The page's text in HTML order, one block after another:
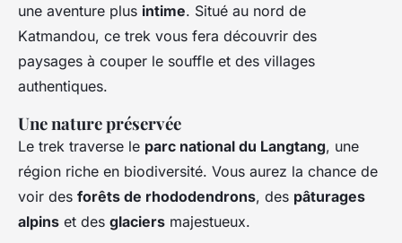
une aventure plus intime. Situé au nord de
Katmandou, ce trek vous fera découvrir des
paysages à couper le souffle et des villages
authentiques.
Une nature préservée
Le trek traverse le parc national du Langtang, une
région riche en biodiversité. Vous aurez la chance de
voir des forêts de rhododendrons, des pâturages
alpins et des glaciers majestueux.